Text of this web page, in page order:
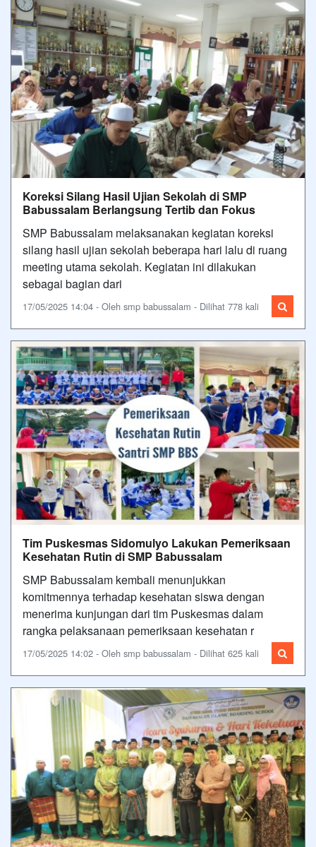
Koreksi Silang Hasil Ujian Sekolah di SMP
Babussalam Berlangsung Tertib dan Fokus
SMP Babussalam melaksanakan kegiatan koreksi
silang hasil ujian sekolah beberapa hari lalu di ruang
meeting utama sekolah. Kegiatan ini dilakukan
sebagai bagian dari
17/05/2025 14:04 - Oleh smp babussalam - Dilihat 778 kali
Tim Puskesmas Sidomulyo Lakukan Pemeriksaan
Kesehatan Rutin di SMP Babussalam
SMP Babussalam kembali menunjukkan
komitmennya terhadap kesehatan siswa dengan
menerima kunjungan dari tim Puskesmas dalam
rangka pelaksanaan pemeriksaan kesehatan r
17/05/2025 14:02 - Oleh smp babussalam - Dilihat 625 kali